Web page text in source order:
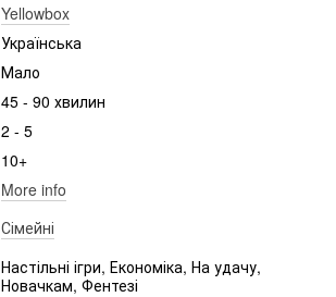
Yellowbox
Українська
Мало
45 - 90 хвилин
2 - 5
10+
More info
Сімейні
Настільні ігри, Економіка, На удачу,
Новачкам, Фентезі